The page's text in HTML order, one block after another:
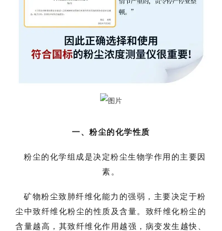
一、粉尘的化学性质
粉尘的化学组成是决定粉尘生物学作用的主要因
素。
矿物粉尘致肺纤维化能力的强弱，主要决定于粉
尘中致纤维化粉尘的性质及含量。致纤维化粉尘的
含量越高，其致纤维化作用越强，病变发生越快、